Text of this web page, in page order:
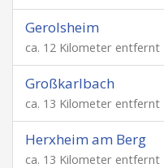
Gerolsheim
ca. 12 Kilometer entfernt
Großkarlbach
ca. 13 Kilometer entfernt
Herxheim am Berg
ca. 13 Kilometer entfernt